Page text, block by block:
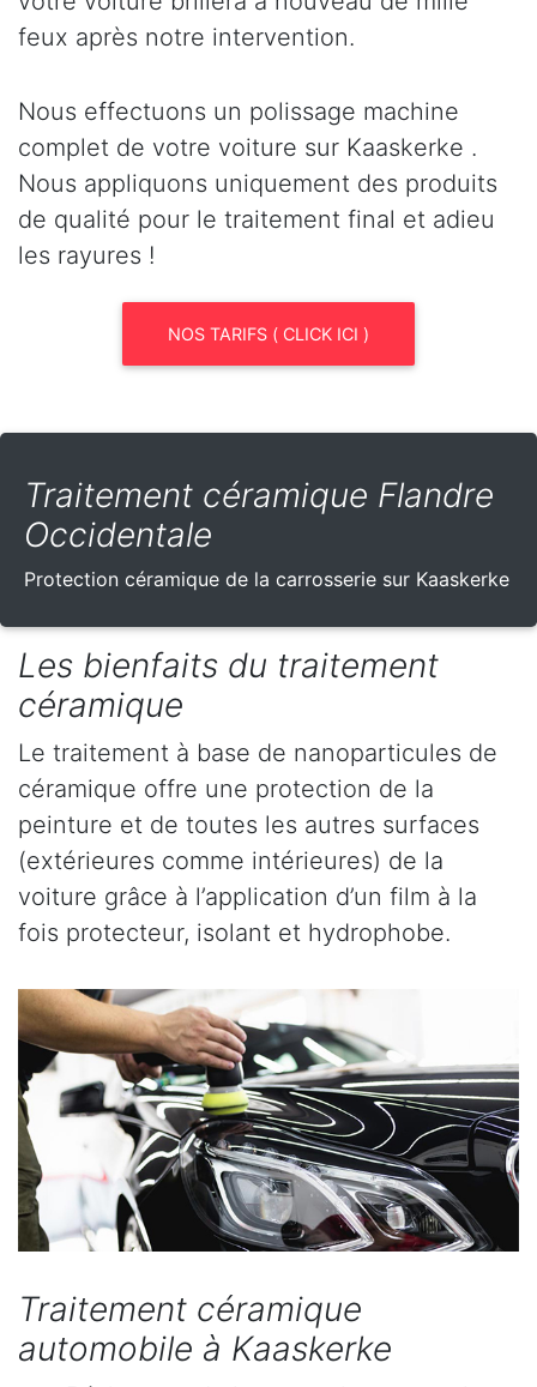
feux après notre intervention.
Nous effectuons un polissage machine
complet de votre voiture sur Kaaskerke .
Nous appliquons uniquement des produits
de qualité pour le traitement final et adieu
les rayures !
NOS TARIFS ( CLICK ICI )
Traitement céramique Flandre
Occidentale
Protection céramique de la carrosserie sur Kaaskerke
Les bienfaits du traitement
céramique
Le traitement à base de nanoparticules de
céramique offre une protection de la
peinture et de toutes les autres surfaces
(extérieures comme intérieures) de la
voiture grâce à l’application d’un film à la
fois protecteur, isolant et hydrophobe.
Traitement céramique
automobile à Kaaskerke